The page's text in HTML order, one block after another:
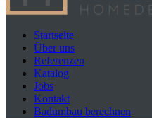
Startseite
Über uns
Referenzen
Katalog
Jobs
Kontakt
Badumbau berechnen